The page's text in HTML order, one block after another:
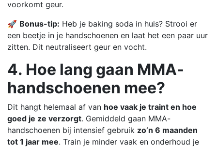
voorkomt geur.
🚀 Bonus-tip: Heb je baking soda in huis? Strooi er
een beetje in je handschoenen en laat het een paar uur
zitten. Dit neutraliseert geur en vocht.
4. Hoe lang gaan MMA-
handschoenen mee?
Dit hangt helemaal af van hoe vaak je traint en hoe
goed je ze verzorgt. Gemiddeld gaan MMA-
handschoenen bij intensief gebruik zo’n 6 maanden
tot 1 jaar mee. Train je minder vaak en onderhoud je